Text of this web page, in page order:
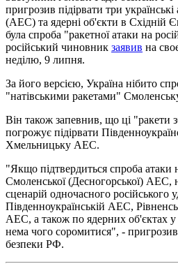
пригрозив підірвати три українські
(АЕС) та ядерні об'єкти в Східній
була спроба "ракетної атаки на
російський чиновник заявив на
неділю, 9 липня.
За його версією, Україна нібито
"натівськими ракетами"
Він також запевнив, що ці "ракети
погрожує підірвати
Хмельницьку АЕС.
"Якщо підтвердиться спроба атаки
Смоленської (Десногорської) АЕС,
сценарій одночасного російського
Південноукраїнській АЕС,
АЕС, а також по ядерних об'єктах
нема чого соромитися", -
безпеки РФ.